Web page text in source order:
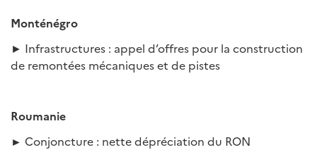
Monténégro
► Infrastructures : appel d’offres pour la construction
de remontées mécaniques et de pistes
Roumanie
► Conjoncture : nette dépréciation du RON